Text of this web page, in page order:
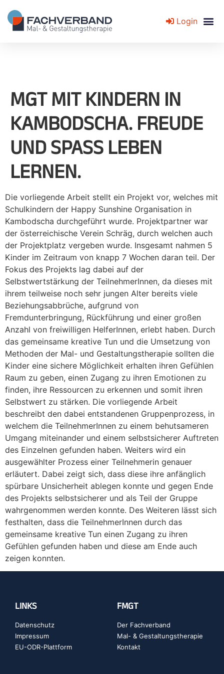
Login
MGT MIT KINDERN IN
KAMBODSCHA. FREUDE
UND SPASS LEBEN L
ERNEN.
Die vorliegende Arbeit stellt ein Projekt vor, welches mit
Schulkindern der Happy Sunshine Organisation in
Kambodscha durchgeführt wurde. Projektpartner war
der österreichische Verein Schräg, durch welchen auch
der Projektplatz vergeben wurde. Insgesamt nahmen 5
Kinder im Zeitraum von knapp 7 Wochen daran teil. Der
Fokus des Projekts lag dabei auf der
Selbstwertstärkung der TeilnehmerInnen, da dieses mit
ihrem teilweise noch sehr jungen Alter bereits viele
Beziehungsabbrüche, aufgrund von
Fremdunterbringung, Rückführung und einer großen
Anzahl von freiwilligen HelferInnen, erlebt haben. Durch
das gemeinsame kreative Tun und die Umsetzung von
Methoden der Mal- und Gestaltungstherapie sollten die
Kinder eine sichere Möglichkeit erhalten ihren Gefühlen
Raum zu geben, einen Zugang zu ihren Emotionen zu
finden, ihre Ressourcen zu erkennen und somit ihren
Selbstwert zu stärken. Die vorliegende Arbeit
beschreibt den dabei entstandenen Gruppenprozess, in
welchem die TeilnehmerInnen zu einem behutsameren
Umgang miteinander und einem selbstsicherer Auftreten
des Einzelnen gefunden haben. Weiters wird ein
ausgewählter Prozess einer Teilnehmerin genauer
erläutert. Dabei zeigt sich, dass diese ihre anfänglich
spürbare Unsicherheit ablegen konnte und gegen Ende
des Projekts selbstsicherer und als Teil der Gruppe
wahrgenommen werden konnte. Des Weiteren lässt sich
festhalten, dass die TeilnehmerInnen durch das
gemeinsame kreative Tun einen Zugang zu ihren
Gefühlen gefunden haben und diese am Ende auch
zeigen konnten.
LINKS
Datenschutz
Impressum
EU-ODR-Plattform
FMGT
Der Fachverband
Mal- & Gestaltungstherapie
Kontakt